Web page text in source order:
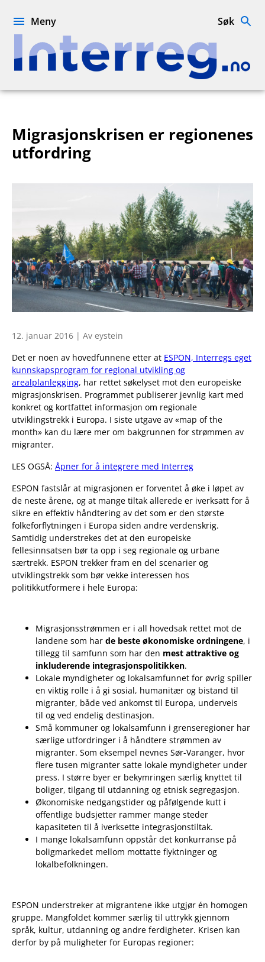
Interreg.no
Meny Søk
Migrasjonskrisen er regionenes
utfordring
12. januar 2016 | Av eystein
Det er noen av hovedfunnene etter at ESPON, Interregs eget
kunnskapsprogram for regional utvikling og
arealplanlegging, har rettet søkelyset mot den europeiske
migrasjonskrisen. Programmet publiserer jevnlig kart med
konkret og kortfattet informasjon om regionale
utviklingstrekk i Europa. I siste utgave av «map of the
month» kan du lære mer om bakgrunnen for strømmen av
migranter.
LES OGSÅ: Åpner for å integrere med Interreg
ESPON fastslår at migrasjonen er forventet å øke i løpet av
de neste årene, og at mange tiltak allerede er iverksatt for å
sikre en effektiv håndtering av det som er den største
folkeforflytningen i Europa siden andre verdenskrig.
Samtidig understrekes det at den europeiske
fellesinnsatsen bør ta opp i seg regionale og urbane
særtrekk. ESPON trekker fram en del scenarier og
utviklingstrekk som bør vekke interessen hos
politikkutformere i hele Europa:
Migrasjonsstrømmen er i all hovedsak rettet mot de
landene som har de beste økonomiske ordningene, i
tillegg til samfunn som har den mest attraktive og
inkluderende integrasjonspolitikken.
Lokale myndigheter og lokalsamfunnet for øvrig spiller
en viktig rolle i å gi sosial, humanitær og bistand til
migranter, både ved ankomst til Europa, underveis
til og ved endelig destinasjon.
Små kommuner og lokalsamfunn i grenseregioner har
særlige utfordringer i å håndtere strømmen av
migranter. Som eksempel nevnes Sør-Varanger, hvor
flere tusen migranter satte lokale myndigheter under
press. I større byer er bekymringen særlig knyttet til
boliger, tilgang til utdanning og etnisk segregasjon.
Økonomiske nedgangstider og påfølgende kutt i
offentlige budsjetter rammer mange steder
kapasiteten til å iverksette integrasjonstiltak.
I mange lokalsamfunn oppstår det konkurranse på
boligmarkedet mellom mottatte flyktninger og
lokalbefolkningen.
ESPON understreker at migrantene ikke utgjør én homogen
gruppe. Mangfoldet kommer særlig til uttrykk gjennom
språk, kultur, utdanning og andre ferdigheter. Krisen kan
derfor by på muligheter for Europas regioner: